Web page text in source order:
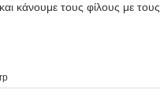
κάνουμε τους φίλους με τους,